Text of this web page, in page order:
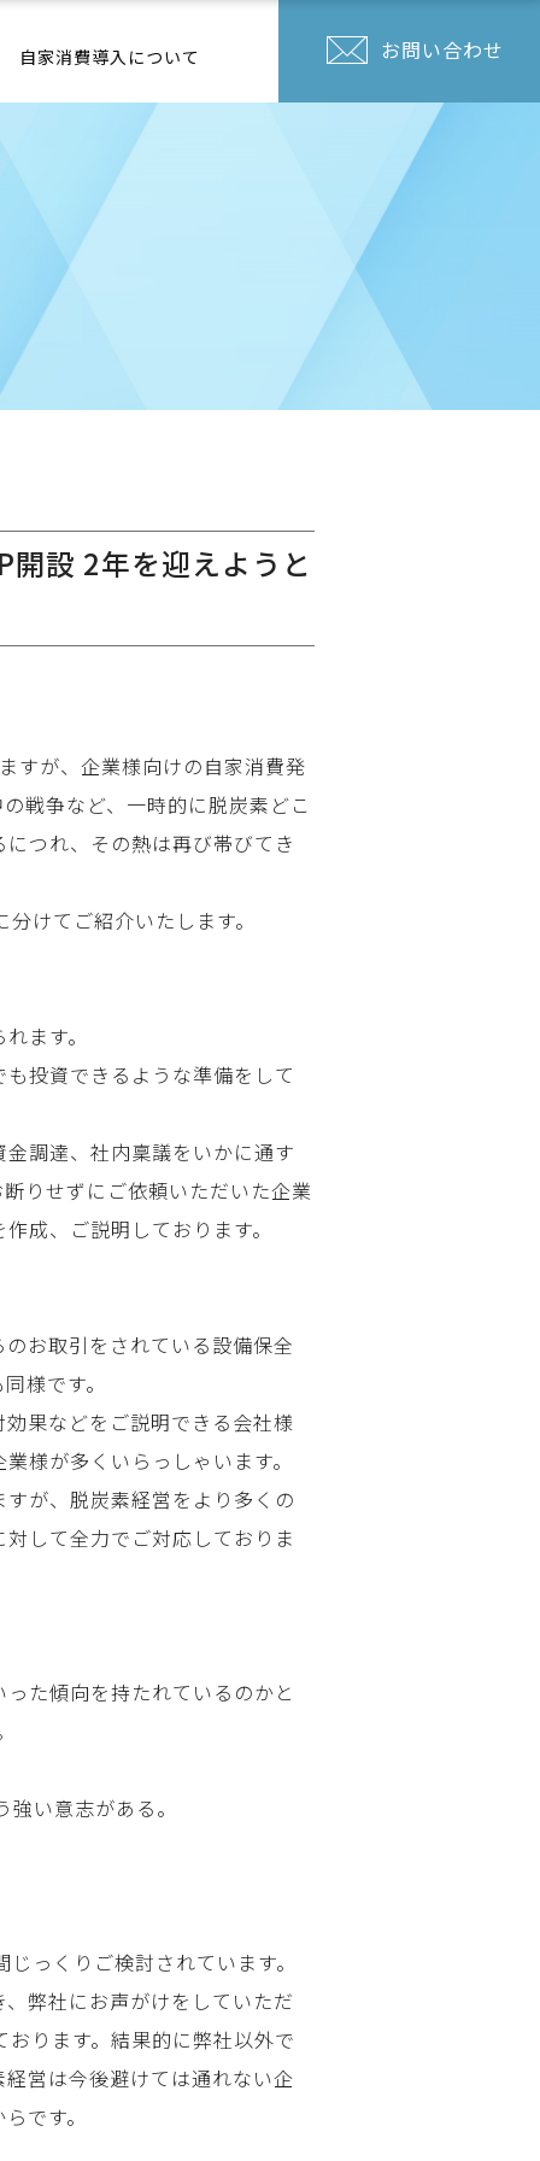
自家消費導入について お問い合わせ
設 2年を迎えようと
すが、企業様向けの自家消費発
戦争など、一時的に脱炭素どこ
つれ、その熱は再び帯びてき
けてご紹介いたします。
ます。
投資できるような準備をして
調達、社内稟議をいかに通す
りせずにご依頼いただいた企業
成、ご説明しております。
お取引をされている設備保全
様です。
果などをご説明できる会社様
様が多くいらっしゃいます。
が、脱炭素経営をより多くの
して全力でご対応しておりま
た傾向を持たれているのかと
い意志がある。
っくりご検討されています。
弊社にお声がけをしていただ
ります。結果的に弊社以外で
営は今後避けては通れない企
です。